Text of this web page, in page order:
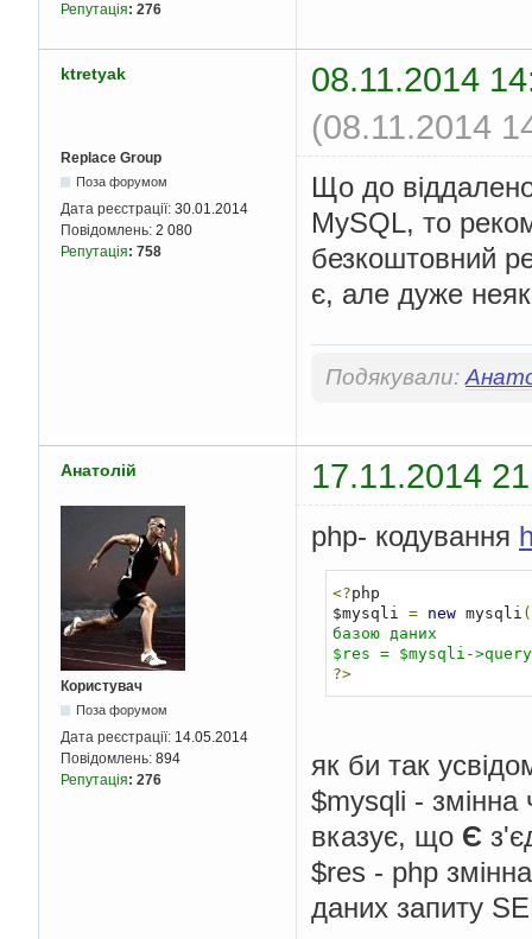
Репутація: 276
ktretyak
08.11.2014
(08.11.2014
Replace Group
Поза форумом
Дата реєстрації: 30.01.2014
Повідомлень: 2 080
Репутація: 758
Що до
MySQL, то
безкоштовний
є, але дуже
Подякували:
Анатолій 17.11.2014
Користувач
Поза форумом
Дата реєстрації: 14.05.2014
Повідомлень: 894
Репутація: 276
php- кодування
<?php
$mysqli = new mysqli (
базою даних
?>
як би так
$mysqli - змінна
вказує, що Є
$res - php
даних запиту